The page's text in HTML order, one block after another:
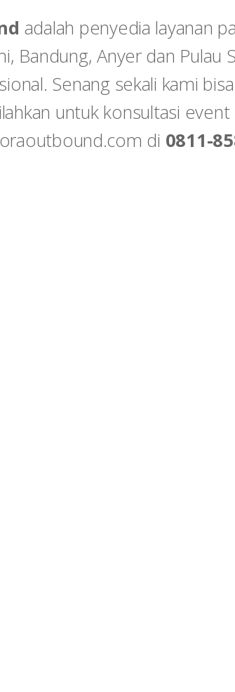
adalah penyedia layanan
Bandung, Anyer dan Pulau
Senang sekali kami
untuk konsultasi
di 0811-